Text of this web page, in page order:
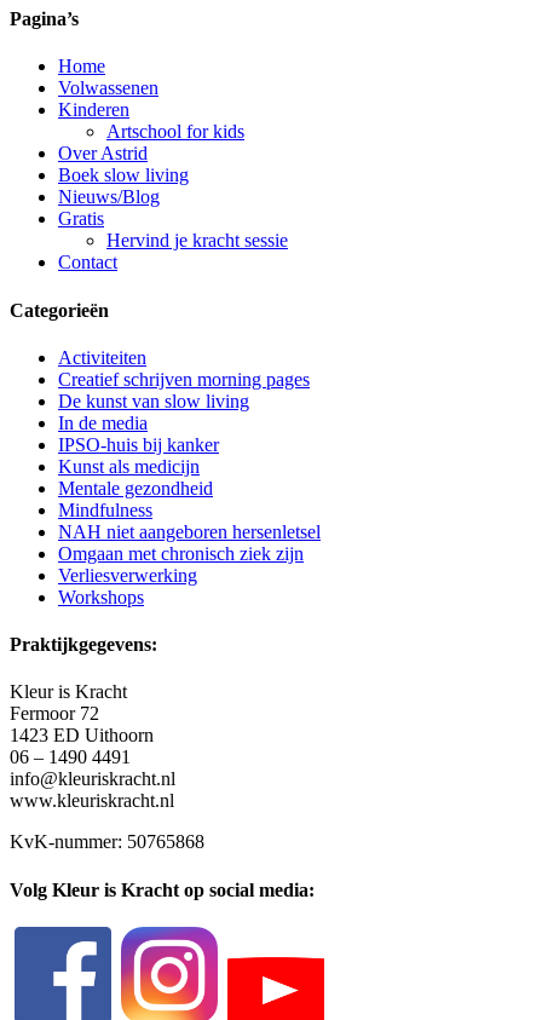
Alternative:
Pagina’s
Home
Volwassenen
Kinderen
Artschool for kids
Over Astrid
Boek slow living
Nieuws/Blog
Gratis
Hervind je kracht sessie
Contact
Categorieën
Activiteiten
Creatief schrijven morning pages
De kunst van slow living
In de media
IPSO-huis bij kanker
Kunst als medicijn
Mentale gezondheid
Mindfulness
NAH niet aangeboren hersenletsel
Omgaan met chronisch ziek zijn
Verliesverwerking
Workshops
Praktijkgegevens:
Kleur is Kracht
Fermoor 72
1423 ED Uithoorn
06 – 1490 4491
info@kleuriskracht.nl
www.kleuriskracht.nl
KvK-nummer: 50765868
Volg Kleur is Kracht op social media: